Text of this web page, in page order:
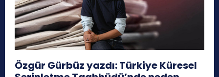
Özgür Gürbüz yazdı: Türkiye Küresel